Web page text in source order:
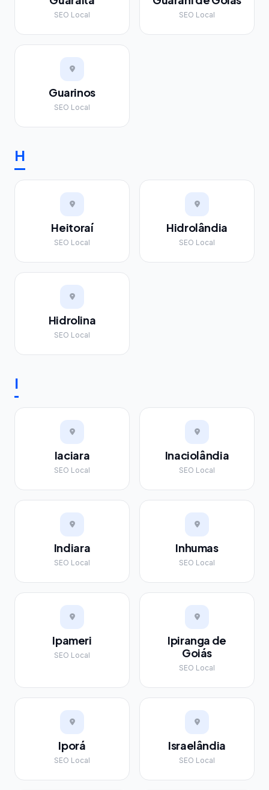
SEO Local SEO Local
Guarinos
SEO Local
H
Heitoraí
SEO Local
Hidrolândia
SEO Local
Hidrolina
SEO Local
I
Iaciara
SEO Local
Inaciolândia
SEO Local
Indiara
SEO Local
Inhumas
SEO Local
Ipameri
SEO Local
Ipiranga de
Goiás
SEO Local
Iporá
SEO Local
Israelândia
SEO Local